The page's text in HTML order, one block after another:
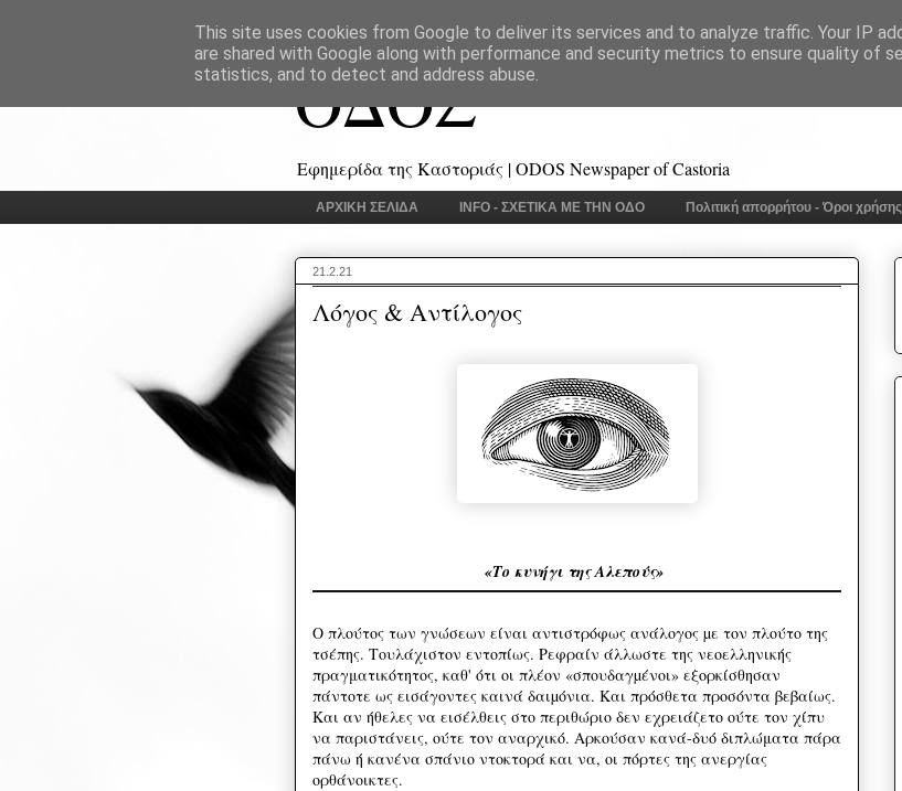
ΟΔΟΣ
Εφημερίδα της Καστοριάς | ODOS Newspaper of Castoria
ΑΡΧΙΚΗ ΣΕΛΙΔΑ INFO - ΣΧΕΤΙΚΑ ΜΕ ΤΗΝ ΟΔΟ Πολιτική απορρήτου - Όροι χρήσης
21.2.21
Λόγος & Αντίλογος
«Το κυνήγι της Αλεπούς»
Ο πλούτος των γνώσεων είναι αντιστρόφως ανάλογος µε τον πλούτο της
τσέπης. Τουλάχιστον εντοπίως. Ρεφραίν άλλωστε της νεοελληνικής
πραγματικότητος, καθ' ότι οι πλέον «σπουδαγµένοι» εξορκίσθησαν
πάντοτε ως εισάγοντες καινά δαιµόνια. Και πρόσθετα προσόντα βεβαίως.
Και αν ήθελες να εισέλθεις στο περιθώριο δεν εχρειάζετο ούτε τον χίπυ
να παριστάνεις, ούτε τον αναρχικό. Αρκούσαν κανά-δυό διπλώματα πάρα
πάνω ή κανένα σπάνιο ντοκτορά και να, οι πόρτες της ανεργίας
ορθάνοικτες.
This site uses cookies from Google to deliver its services and to analyze traffic. Your IP
are shared with Google along with performance and security metrics to ensure quality of
statistics, and to detect and address abuse.